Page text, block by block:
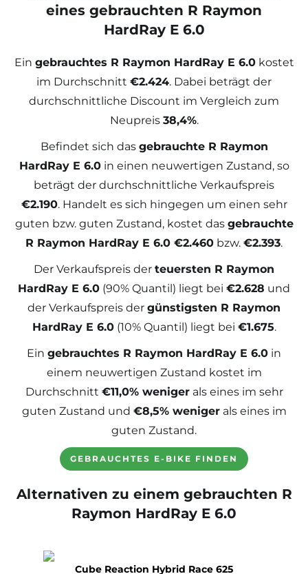
eines gebrauchten R Raymon
HardRay E 6.0
Ein gebrauchtes R Raymon HardRay E 6.0kostet
im Durchschnitt €2.424. Dabei beträgt der
durchschnittliche Discount im Vergleich zum
Neupreis 38,4%.
Befindet sich das gebrauchte R Raymon
HardRay E 6.0in einen neuwertigen Zustand, so
beträgt der durchschnittliche Verkaufspreis
€2.190. Handelt es sich hingegen um einen sehr
guten bzw. guten Zustand, kostet das gebrauchte
R Raymon HardRay E 6.0 €2.460 bzw. €2.393.
Der Verkaufspreis der teuersten R Raymon
HardRay E 6.0 (90% Quantil) liegt bei €2.628 und
der Verkaufspreis der günstigsten R Raymon
HardRay E 6.0(10% Quantil) liegt bei €1.675.
Ein gebrauchtes R Raymon HardRay E 6.0 in
einem neuwertigen Zustand kostet im
Durchschnitt €11,0% wenigerals eines im sehr
guten Zustand und €8,5% wenigerals eines im
guten Zustand.
GEBRAUCHTES E-BIKE FINDEN
Alternativen zu einem gebrauchten R
Raymon HardRay E 6.0
Cube Reaction Hybrid Race 625